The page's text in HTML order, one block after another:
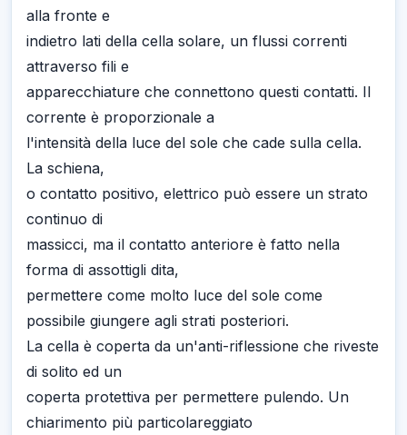
alla fronte e
indietro lati della cella solare, un flussi correnti
attraverso fili e
apparecchiature che connettono questi contatti. Il
corrente è proporzionale a
l'intensità della luce del sole che cade sulla cella.
La schiena,
o contatto positivo, elettrico può essere un strato
continuo di
massicci, ma il contatto anteriore è fatto nella
forma di assottigli dita,
permettere come molto luce del sole come
possibile giungere agli strati posteriori.
La cella è coperta da un'anti-riflessione che riveste
di solito ed un
coperta protettiva per permettere pulendo. Un
chiarimento più particolareggiato